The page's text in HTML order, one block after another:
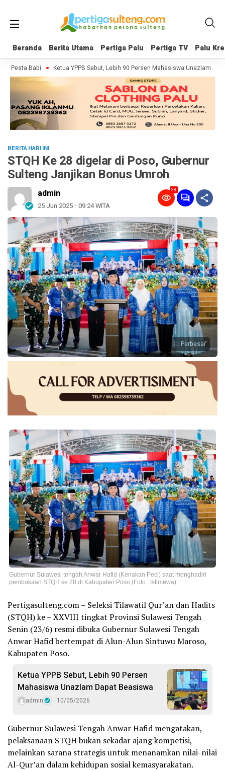
Beranda Berita Utama Pertiga Palu Pertiga TV Palu
Beranda Berita Utama Pertiga Palu Pertiga TV Palu
Pesta Babi Ketua YPPB Sebut, Lebih 90 Persen Mahasiswa Unazlam Dapat
BERITA HARI INI
STQH Ke 28 digelar di Poso, Gubernur
Sulteng Janjikan Bonus Umroh
admin
25 Jun 2025 - 09:24 WITA
38
Perbesar
Gubernur Sulawesi tengah Anwar Hafid (Kenakan Peci) saat menghadiri
pembukaan STQH ke 28 di Kabupaten Poso (Foto : Istimewa)
Pertigasulteng.com – Seleksi Tilawatil Qur’an dan Hadits
(STQH) ke – XXVIII tingkat Provinsi Sulawesi Tengah
Senin (23/6) resmi dibuka Gubernur Sulawesi Tengah
Anwar Hafid bertempat di Alun-Alun Sintuwu Maroso,
Kabupaten Poso.
Ketua YPPB Sebut, Lebih 90 Persen
Mahasiswa Unazlam Dapat Beasiswa
admin 10/05/2026
Gubernur Sulawesi Tengah Anwar Hafid mengatakan,
pelaksanaan STQH bukan sekadar ajang kompetisi,
melainkan sarana strategis untuk menanamkan nilai-nilai
Al-Qur’an dalam kehidupan sosial kemasyarakatan.